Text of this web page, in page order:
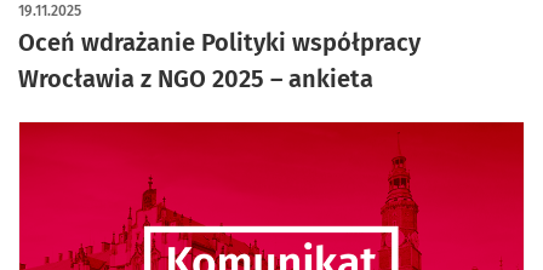
Oceń wdrażanie Polityki współpracy
Wrocławia z NGO 2025 – ankieta
19.11.2025